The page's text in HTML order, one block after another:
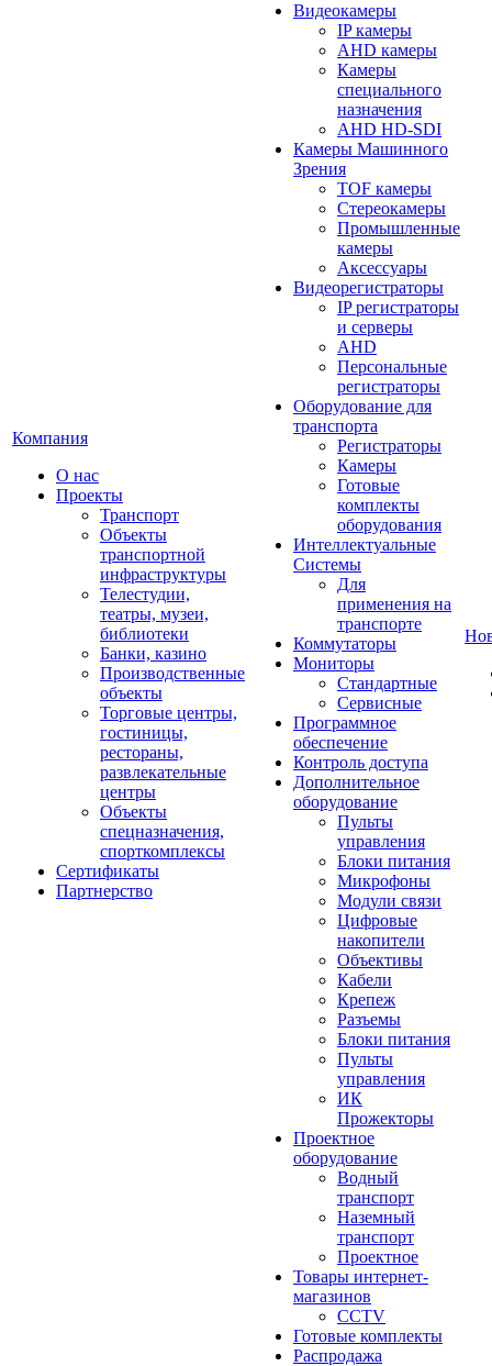
Компания
О нас
Проекты
Транспорт
Объекты
транспортной
инфраструктуры
Телестудии,
театры, музеи,
библиотеки
Банки, казино
Производственные
объекты
Торговые центры,
гостиницы,
рестораны,
развлекательные
центры
Объекты
спецназначения,
спорткомплексы
Сертификаты
Партнерство
Видеокамеры
IP камеры
AHD камеры
Камеры
специального
назначения
AHD HD-SDI
Камеры Машинного
Зрения
TOF камеры
Стереокамеры
Промышленные
камеры
Аксессуары
Видеорегистраторы
IP регистраторы
и серверы
AHD
Персональные
регистраторы
Оборудование для
транспорта
Регистраторы
Камеры
Готовые
комплекты
оборудования
Интеллектуальные
Системы
Для
применения на
транспорте
Коммутаторы
Мониторы
Стандартные
Сервисные
Программное
обеспечение
Контроль доступа
Дополнительное
оборудование
Пульты
управления
Блоки питания
Микрофоны
Модули связи
Цифровые
накопители
Объективы
Кабели
Крепеж
Разъемы
Блоки питания
Пульты
управления
ИК
Прожекторы
Проектное
оборудование
Водный
транспорт
Наземный
транспорт
Проектное
Товары интернет-
магазинов
CCTV
Готовые комплекты
Распродажа